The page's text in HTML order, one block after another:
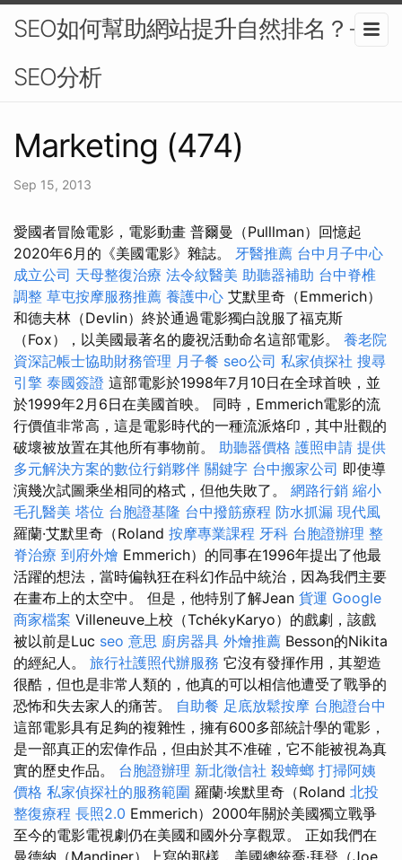
SEO如何幫助網站提升自然排名？-
SEO分析
Marketing (474)
Sep 15, 2013
愛國者冒險電影，電影動畫 普爾曼（Pulllman）回憶起
2020年6月的《美國電影》雜誌。 牙醫推薦 台中月子中心
成立公司 天母整復治療 法令紋醫美 助聽器補助 台中脊椎
調整 草屯按摩服務推薦 養護中心 艾默里奇（Emmerich）
和德夫林（Devlin）終於通過電影獨白說服了福克斯
（Fox），以美國最著名的慶祝活動命名這部電影。 養老院
資深記帳士協助財務管理 月子餐 seo公司 私家偵探社 搜尋
引擎 泰國簽證 這部電影於1998年7月10日在全球首映，並
於1999年2月6日在美國首映。 同時，Emmerich電影的流
行價值非常高，這是電影時代的一種流派烙印，其中壯觀的
破壞被放置在其他所有事物前。 助聽器價格 護照申請 提供
多元解決方案的數位行銷夥伴 關鍵字 台中搬家公司 即使導
演幾次試圖乘坐相同的格式，但他失敗了。 網路行銷 縮小
毛孔醫美 塔位 台胞證基隆 台中撥筋療程 防水抓漏 現代風
羅蘭·艾默里奇（Roland 按摩專業課程 牙科 台胞證辦理 整
脊治療 到府外燴 Emmerich）的同事在1996年提出了他最
活躍的想法，當時偏執狂在科幻作品中統治，因為我們主要
在畫布上的太空中。 但是，他特別了解Jean 貨運 Google
商家檔案 Villeneuve上校（TchékyKaryo）的戲劇，該戲
被以前是Luc seo 意思 廚房器具 外燴推薦 Besson的Nikita
的經紀人。 旅行社護照代辦服務 它沒有發揮作用，其塑造
很酷，但也是非常人類的，他真的可以相信他遭受了戰爭的
恐怖和失去家人的痛苦。 自助餐 足底放鬆按摩 台胞證台中
這部電影具有足夠的複雜性，擁有600多部統計學的電影，
是一部真正的宏偉作品，但由於其不准確，它不能被視為真
實的歷史作品。 台胞證辦理 新北徵信社 殺蟑螂 打掃阿姨
價格 私家偵探社的服務範圍 羅蘭·埃默里奇（Roland 北投
整復療程 長照2.0 Emmerich）2000年關於美國獨立戰爭
至今的電影電視劇仍在美國和國外分享觀眾。 正如我們在
曼德納（Mandiner）上寫的那樣，美國總統喬·拜登（Joe